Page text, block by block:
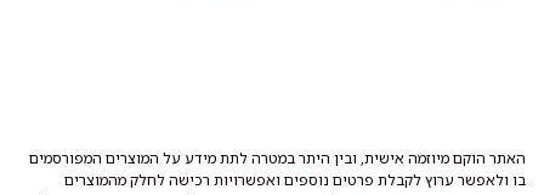
האתר הוקם מיוזמה אישית, ובין היתר במטרה לתת מידע על המוצרים המפורסמים
בו ולאפשר ערוץ לקבלת פרטים נוספים ואפשרויות רכישה לחלק מהמוצרים